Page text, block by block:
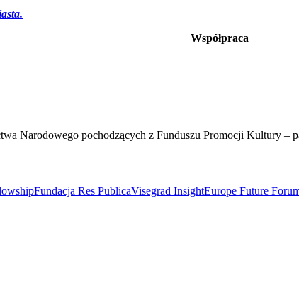
Współpraca
Narodowego pochodzących z Funduszu Promocji Kultury –
Fundacja Res PublicaVisegrad InsightEurope Future